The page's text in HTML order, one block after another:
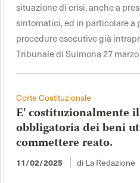
situazione di crisi, anche a
sintomatici, ed in particolare a
procedure esecutive già
Tribunale di Sulmona 27
Corte Costituzionale
E' costituzionalmente
obbligatoria dei beni
commettere reato.
11/02/2025 di La Redazione